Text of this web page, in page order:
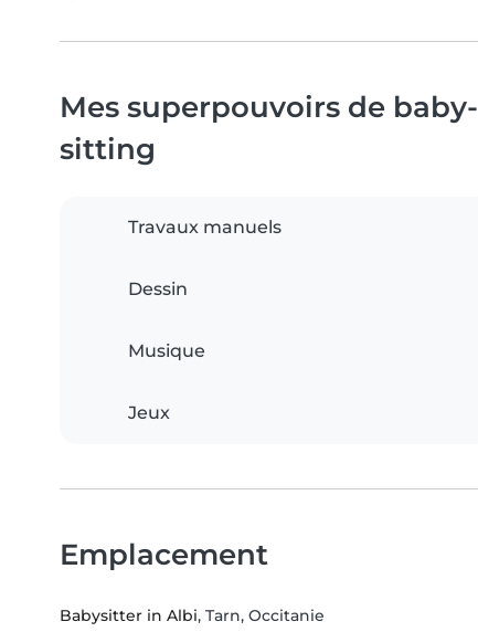
Mes superpouvoirs de baby-
sitting
Travaux manuels
Dessin
Musique
Jeux
Emplacement
Babysitter in Albi, Tarn, Occitanie